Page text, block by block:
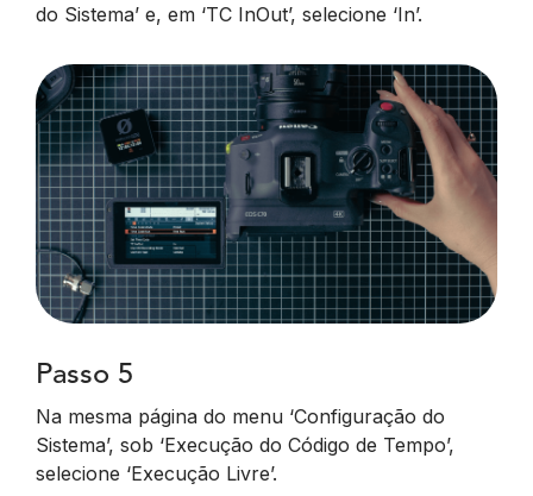
do Sistema’ e, em ‘TC InOut’, selecione ‘In’.
Passo 5
Na mesma página do menu ‘Configuração do
Sistema’, sob ‘Execução do Código de Tempo’,
selecione ‘Execução Livre’.